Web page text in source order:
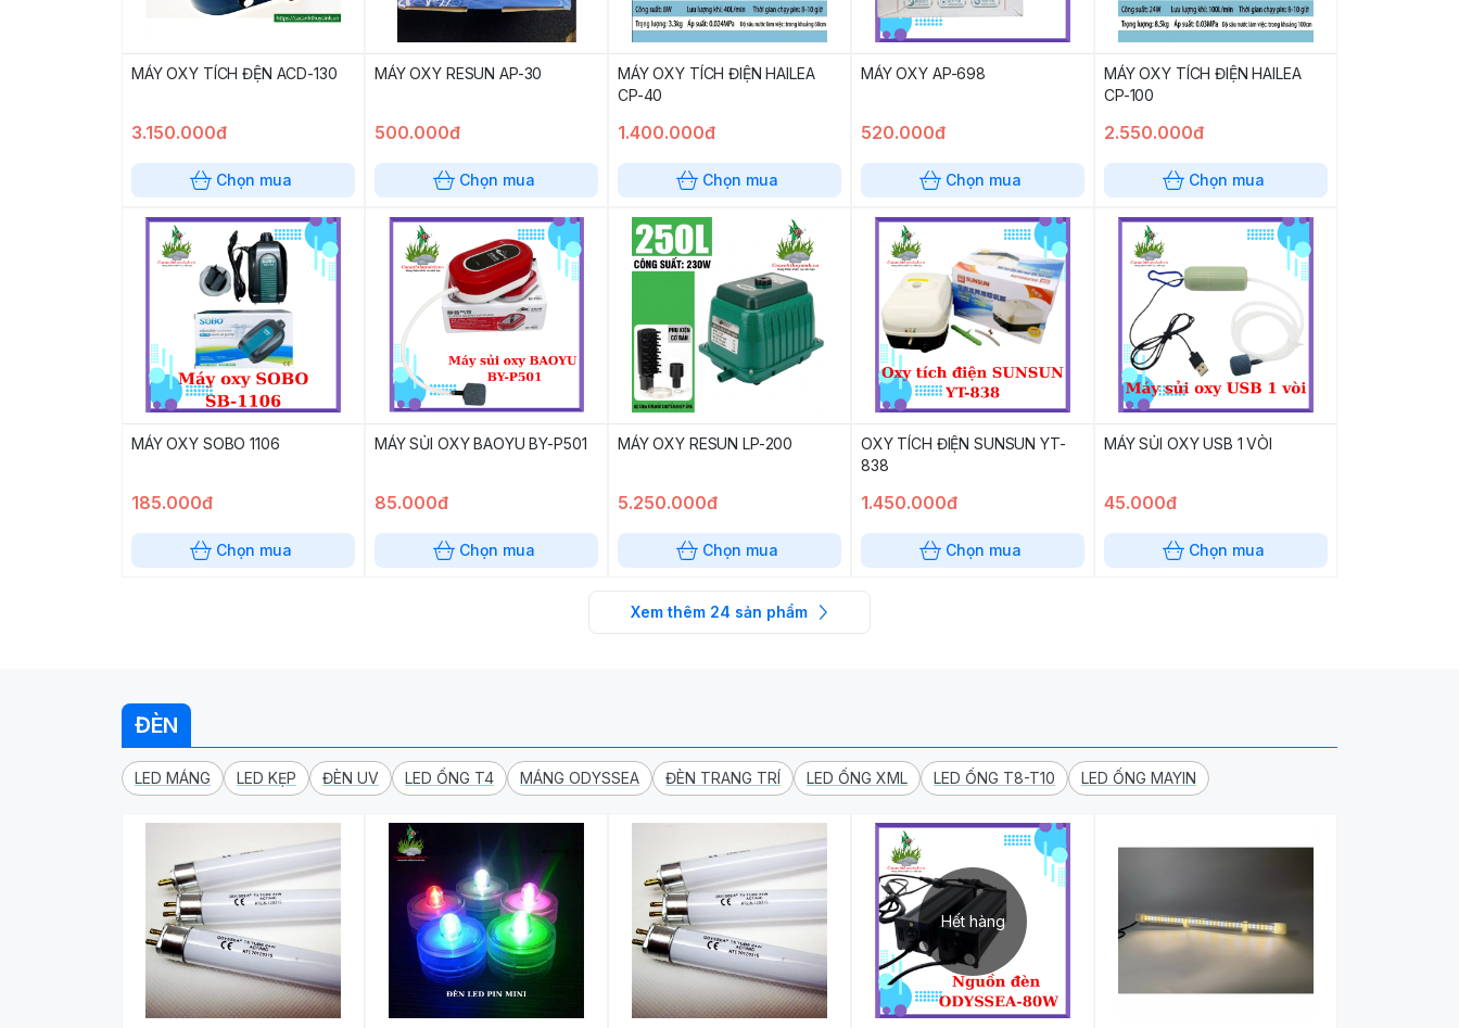
MÁY OXY TÍCH ĐỆN ACD-130
3.150.000đ
Chọn mua
MÁY OXY RESUN AP-30
500.000đ
Chọn mua
MÁY OXY TÍCH ĐIỆN HAILEA
CP-40
1.400.000đ
Chọn mua
MÁY OXY AP-698
520.000đ
Chọn mua
MÁY OXY TÍCH ĐIỆN HAILEA
CP-100
2.550.000đ
Chọn mua
MÁY OXY SOBO 1106
185.000đ
Chọn mua
MÁY SỦI OXY BAOYU BY-P501
85.000đ
Chọn mua
MÁY OXY RESUN LP-200
5.250.000đ
Chọn mua
OXY TÍCH ĐIỆN SUNSUN YT-
838
1.450.000đ
Chọn mua
MÁY SỦI OXY USB 1 VÒI
45.000đ
Chọn mua
Xem thêm 24 sản phẩm
ĐÈN
LED MÁNG LED KẸP ĐÈN UV LED ỐNG T4 MÁNG ODYSSEA ĐÈN TRANG TRÍ LED ỐNG XML LED ỐNG T8-T10 LED ỐNG MAYIN
Hết hàng